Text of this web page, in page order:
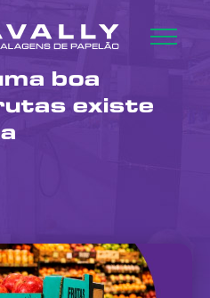
boa
existe